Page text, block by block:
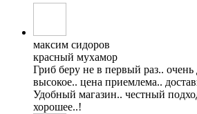
максим сидоров
красный мухамор
Гриб беру не в первый раз.. очень
высокое.. цена приемлема..
Удобный магазин.. честный
хорошее..!